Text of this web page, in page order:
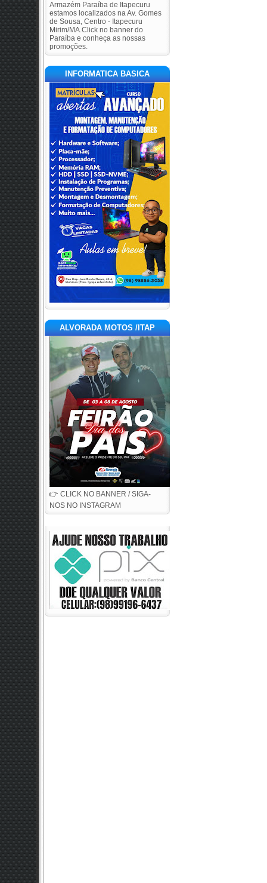
Armazém Paraíba de Itapecuru
estamos localizados na Av. Gomes
de Sousa, Centro - Itapecuru
Mirim/MA.Click no banner do
Paraíba e conheça as nossas
promoções.
INFORMATICA BASICA
ALVORADA MOTOS /ITAP
👉 CLICK NO BANNER / SIGA-
NOS NO INSTAGRAM